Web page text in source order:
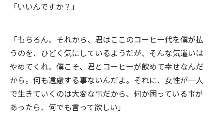
「いいんですか？」
「もちろん。それから、君はここのコーヒー代を僕が払
うのを、ひどく気にしているようだが、そんな気遣いは
やめてくれ。僕こそ、君とコーヒーが飲めて幸せなんだ
から。何も遠慮する事ないんだよ。それに、女性が一人
で生きていくのは大変な事だから、何か困っている事が
あったら、何でも言って欲しい」